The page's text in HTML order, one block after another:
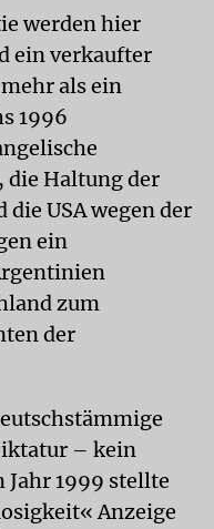
werden hier
ein verkaufter
als ein
1996
die Haltung der
USA wegen der
ein
zum
der
– kein
1999 stellte
Anzeige